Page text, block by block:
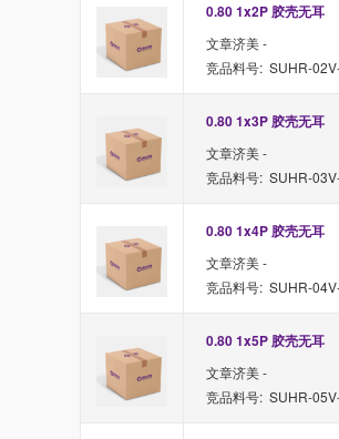
0.80 1x2P 胶壳无耳
文章济美 -
竞品料号: SUHR-
0.80 1x3P 胶壳无耳
文章济美 -
竞品料号: SUHR-
0.80 1x4P 胶壳无耳
文章济美 -
竞品料号: SUHR-
0.80 1x5P 胶壳无耳
文章济美 -
竞品料号: SUHR-